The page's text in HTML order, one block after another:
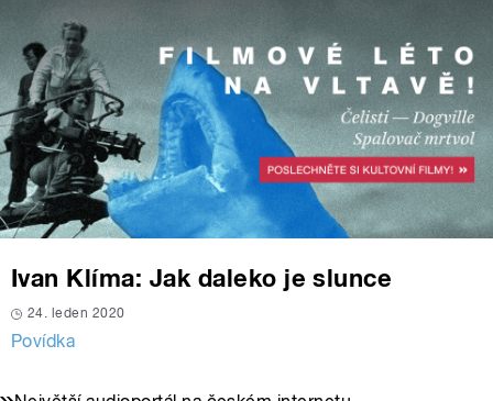
Ivan Klíma: Jak daleko je slunce
24. leden 2020
Povídka